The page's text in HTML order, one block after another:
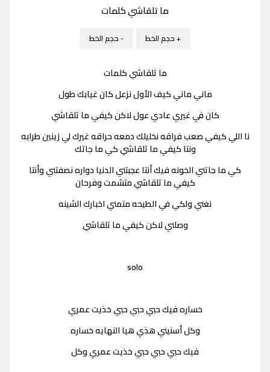
ما تلقاشي كلمات
+ حجم الخط - حجم الخط
ما تلقاشي كلمات
ماني ماني كيف الأول نزعل كان غيابك طول
كان في غيري عادي عول لاكن كيفي ما تلقاشي
نا اللي كيفي صعب فراقه نخليلك دمعه حراقه غيرك لي زينين طرابه
ونتا كيفي ما تلقاشي كي ما جاتك
كي ما جاتني الخونه فيك أنتا عجبتني الدنيا دواره نصفتني وأنتا
كيفي ما تلقاشي متشمت وفرحان
نغني ولكي في الطيحه متمني اخبارك الشينه
وصلني لاكن كيفي ما تلقاشي
solo
خساره فيك حبي حبي حبي خذيت عمري
وكل أسنيني هذي هيا النهايه خساره
فيك حبي حبي حبي خذيت عمري وكل